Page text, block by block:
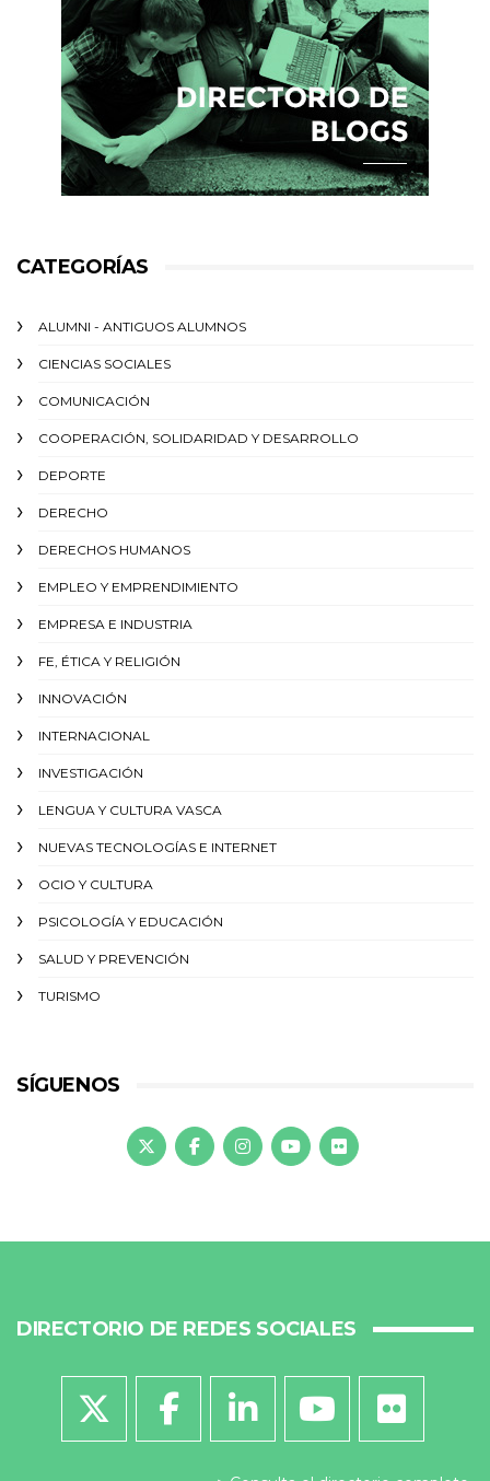
CATEGORÍAS
ALUMNI - ANTIGUOS ALUMNOS
CIENCIAS SOCIALES
COMUNICACIÓN
COOPERACIÓN, SOLIDARIDAD Y DESARROLLO
DEPORTE
DERECHO
DERECHOS HUMANOS
EMPLEO Y EMPRENDIMIENTO
EMPRESA E INDUSTRIA
FE, ÉTICA Y RELIGIÓN
INNOVACIÓN
INTERNACIONAL
INVESTIGACIÓN
LENGUA Y CULTURA VASCA
NUEVAS TECNOLOGÍAS E INTERNET
OCIO Y CULTURA
PSICOLOGÍA Y EDUCACIÓN
SALUD Y PREVENCIÓN
TURISMO
SÍGUENOS
DIRECTORIO DE REDES SOCIALES